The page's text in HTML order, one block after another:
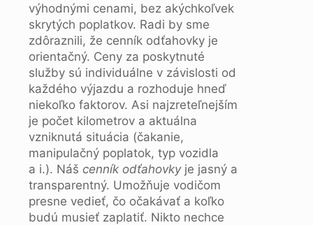
výhodnými cenami, bez akýchkoľvek
skrytých poplatkov. Radi by sme
zdôraznili, že cenník odťahovky je
orientačný. Ceny za poskytnuté
služby sú individuálne v závislosti od
každého výjazdu a rozhoduje hneď
niekoľko faktorov. Asi najzreteľnejším
je počet kilometrov a aktuálna
vzniknutá situácia (čakanie,
manipulačný poplatok, typ vozidla
a i.). Náš cenník odťahovkyje jasný a
transparentný. Umožňuje vodičom
presne vedieť, čo očakávať a koľko
budú musieť zaplatiť. Nikto nechce